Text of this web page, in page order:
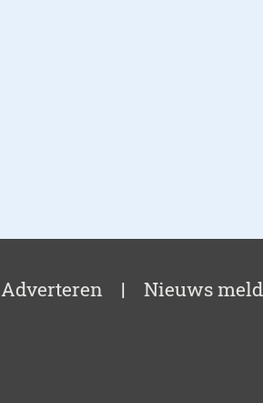
Adverteren | Nieuws